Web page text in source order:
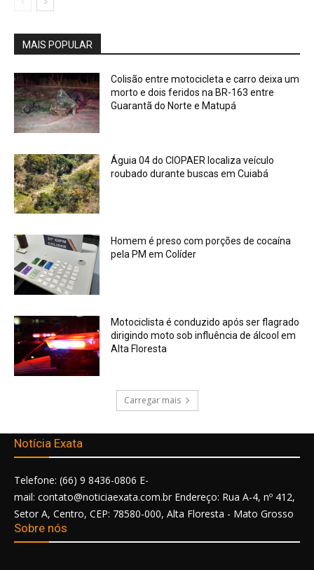
MAIS POPULAR
Colisão entre motocicleta e carro deixa um
morto e dois feridos na BR-163 entre
Guarantã do Norte e Matupá
Águia 04 do CIOPAER localiza veículo
roubado durante buscas em Cuiabá
Homem é preso com porções de cocaína
pela PM em Colíder
Motociclista é conduzido após ser flagrado
dirigindo moto sob influência de álcool em
Alta Floresta
Carregar mais
Notícia Exata
Telefone: (66) 9 8436-0806 E-
mail: contato@noticiaexata.com.br Endereço: Rua A-4, nº 412,
Setor A, Centro, CEP: 78580-000, Alta Floresta - Mato Grosso
Sobre nós